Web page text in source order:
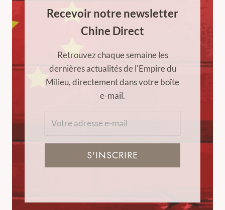
Recevoir notre newsletter
Chine Direct
Retrouvez chaque semaine les
dernières actualités de l'Empire du
Milieu, directement dans votre boîte
e-mail.
S'INSCRIRE